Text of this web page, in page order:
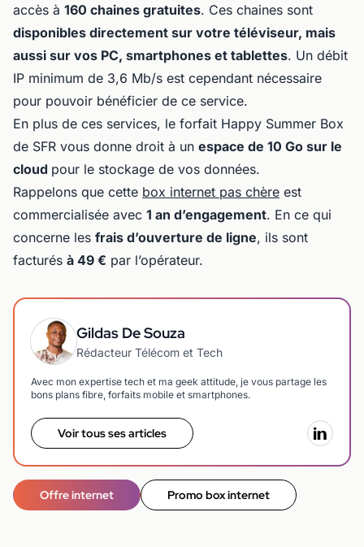
accès à 160 chaines gratuites. Ces chaines sont
disponibles directement sur votre téléviseur, mais
aussi sur vos PC, smartphones et tablettes. Un débit
IP minimum de 3,6 Mb/s est cependant nécessaire
pour pouvoir bénéficier de ce service.
En plus de ces services, le forfait Happy Summer Box
de SFR vous donne droit à un espace de 10 Go sur le
cloud pour le stockage de vos données.
Rappelons que cette box internet pas chère est
commercialisée avec 1 an d’engagement. En ce qui
concerne les frais d’ouverture de ligne, ils sont
facturés à 49 € par l’opérateur.
Gildas De Souza
Rédacteur Télécom et Tech
Avec mon expertise tech et ma geek attitude, je vous partage les
bons plans fibre, forfaits mobile et smartphones.
Voir tous ses articles
Offre internet Promo box internet